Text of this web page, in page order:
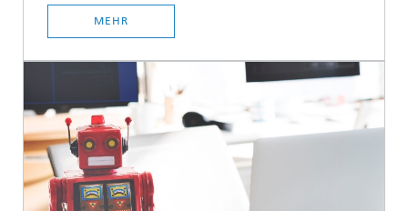
MEHR